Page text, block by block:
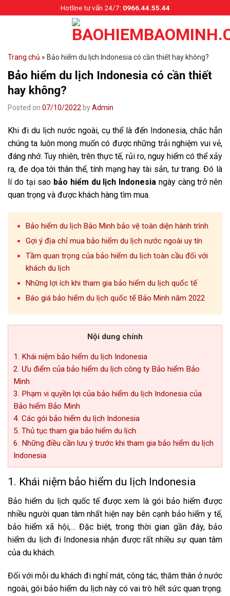
to
Hotline tư vấn 24/7:0966.44.55.44
Trang chủ » Bảo hiểm du lịch Indonesia có cần thiết hay không?
Bảo hiểm du lịch Indonesia có cần thiết
hay không?
Posted on 07/10/2022 byAdmin
Khi đi du lịch nước ngoài, cụ thể là đến Indonesia, chắc hẳn
chúng ta luôn mong muốn có được những trải nghiệm vui vẻ,
đáng nhớ. Tuy nhiên, trên thực tế, rủi ro, nguy hiểm có thể xảy
ra, đe dọa tới thân thể, tính mạng hay tài sản, tư trang. Đó là
lí do tại sao bảo hiểm du lịch Indonesia ngày càng trở nên
quan trọng và được khách hàng tìm mua.
Bảo hiểm du lịch Bảo Minh bảo vệ toàn diện hành trình
Gợi ý địa chỉ mua bảo hiểm du lịch nước ngoài uy tín
Tầm quan trọng của bảo hiểm du lịch toàn cầu đối với
khách du lịch
Những lợi ích khi tham gia bảo hiểm du lịch quốc tế
Báo giá bảo hiểm du lịch quốc tế Bảo Minh năm 2022
Nội dung chính
1. Khái niệm bảo hiểm du lịch Indonesia
2. Ưu điểm của bảo hiểm du lịch công ty Bảo hiểm Bảo
Minh
3. Phạm vi quyền lợi của bảo hiểm du lịch Indonesia của
Bảo hiểm Bảo Minh
4. Các gói bảo hiểm du lịch Indonesia
5. Thủ tục tham gia bảo hiểm du lịch
6. Những điều cần lưu ý trước khi tham gia bảo hiểm du lịch
Indonesia
1. Khái niệm bảo hiểm du lịch Indonesia
Bảo hiểm du lịch quốc tế được xem là gói bảo hiểm được
nhiều người quan tâm nhất hiện nay bên cạnh bảo hiểm y tế,
bảo hiểm xã hội,… Đặc biệt, trong thời gian gần đây, bảo
hiểm du lịch đi Indonesia nhận được rất nhiều sự quan tâm
của du khách.
Đối với mỗi du khách đi nghỉ mát, công tác, thăm thân ở nước
ngoài, gói bảo hiểm du lịch này có vai trò hết sức quan trọng.